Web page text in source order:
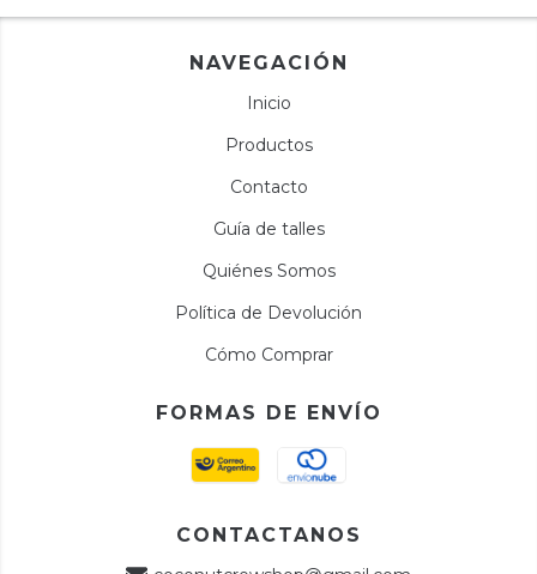
NAVEGACIÓN
Inicio
Productos
Contacto
Guía de talles
Quiénes Somos
Política de Devolución
Cómo Comprar
FORMAS DE ENVÍO
CONTACTANOS